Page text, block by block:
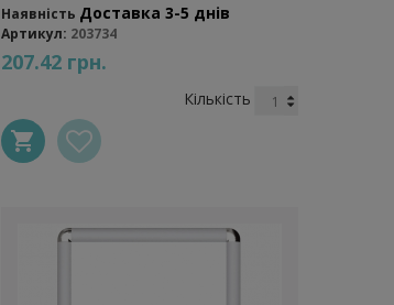
Наявність Доставка 3-5 днів
Артикул: 203734
207.42 грн.
Кількість